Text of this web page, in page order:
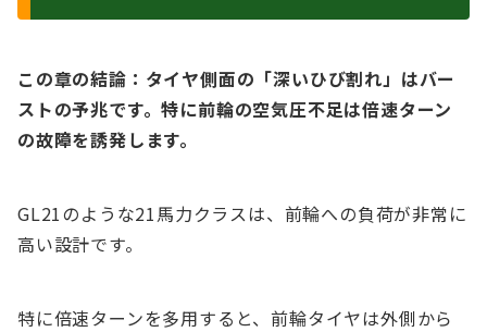
この章の結論：タイヤ側面の「深いひび割れ」はバー
ストの予兆です。特に前輪の空気圧不足は倍速ターン
の故障を誘発します。
GL21のような21馬力クラスは、前輪への負荷が非常に
高い設計です。
特に倍速ターンを多用すると、前輪タイヤは外側から